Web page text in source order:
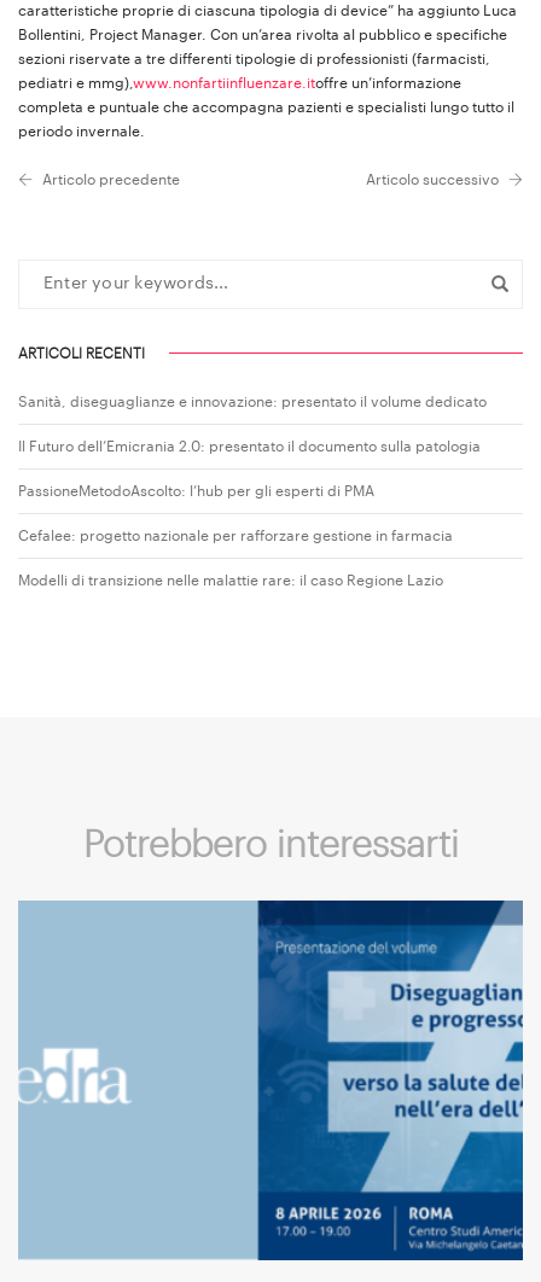
caratteristiche proprie di ciascuna tipologia di device” ha aggiunto Luca
Bollentini, Project Manager. Con un’area rivolta al pubblico e specifiche
sezioni riservate a tre differenti tipologie di professionisti (farmacisti,
pediatri e mmg), www.nonfartiinfluenzare.itoffre un’informazione
completa e puntuale che accompagna pazienti e specialisti lungo tutto il
periodo invernale.
Articolo precedente Articolo successivo
ARTICOLI RECENTI
Sanità, diseguaglianze e innovazione: presentato il volume dedicato
Il Futuro dell’Emicrania 2.0: presentato il documento sulla patologia
PassioneMetodoAscolto: l’hub per gli esperti di PMA
Cefalee: progetto nazionale per rafforzare gestione in farmacia
Modelli di transizione nelle malattie rare: il caso Regione Lazio
Potrebbero interessarti